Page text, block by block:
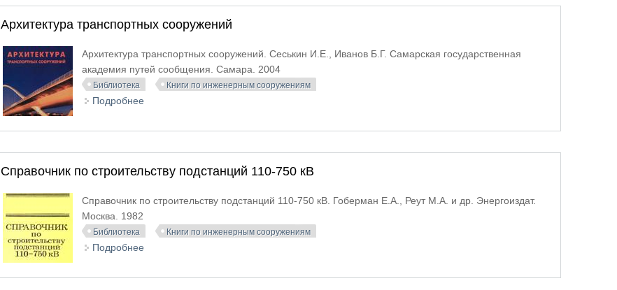
Архитектура транспортных сооружений
Архитектура транспортных сооружений. Сеськин И.Е., Иванов Б.Г. Самарская государственная
академия путей сообщения. Самара. 2004
Библиотека Книги по инженерным сооружениям
Подробнее
Справочник по строительству подстанций 110-750 кВ
Справочник по строительству подстанций 110-750 кВ. Гоберман Е.А., Реут М.А. и др. Энергоиздат.
Москва. 1982
Библиотека Книги по инженерным сооружениям
Подробнее